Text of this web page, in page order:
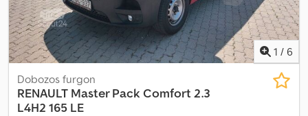
1 / 6
Dobozos furgon
RENAULT Master Pack Comfort 2.3
L4H2 165 LE